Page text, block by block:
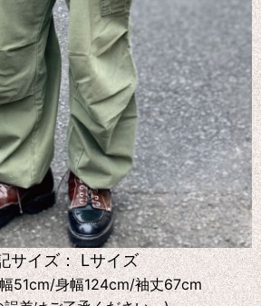
サイズ： Lサイズ
51cm/身幅124cm/袖丈67cm